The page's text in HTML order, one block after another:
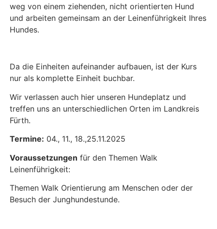
weg von einem ziehenden, nicht orientierten Hund
und arbeiten gemeinsam an der Leinenführigkeit Ihres
Hundes.
Da die Einheiten aufeinander aufbauen, ist der Kurs
nur als komplette Einheit buchbar.
Wir verlassen auch hier unseren Hundeplatz und
treffen uns an unterschiedlichen Orten im Landkreis
Fürth.
Termine: 04., 11., 18.,25.11.2025
Voraussetzungen für den Themen Walk
Leinenführigkeit:
Themen Walk Orientierung am Menschen oder der
Besuch der Junghundestunde.